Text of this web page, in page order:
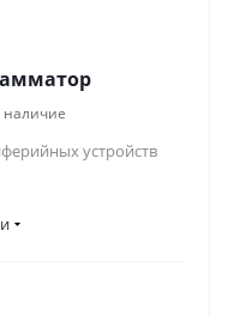
наличие
устройств